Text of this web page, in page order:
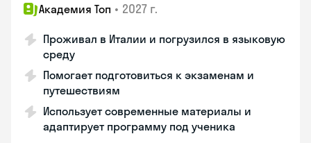
Академия Топ • 2027 г.
Проживал в Италии и погрузился в языковую
среду
Помогает подготовиться к экзаменам и
путешествиям
Использует современные материалы и
адаптирует программу под ученика